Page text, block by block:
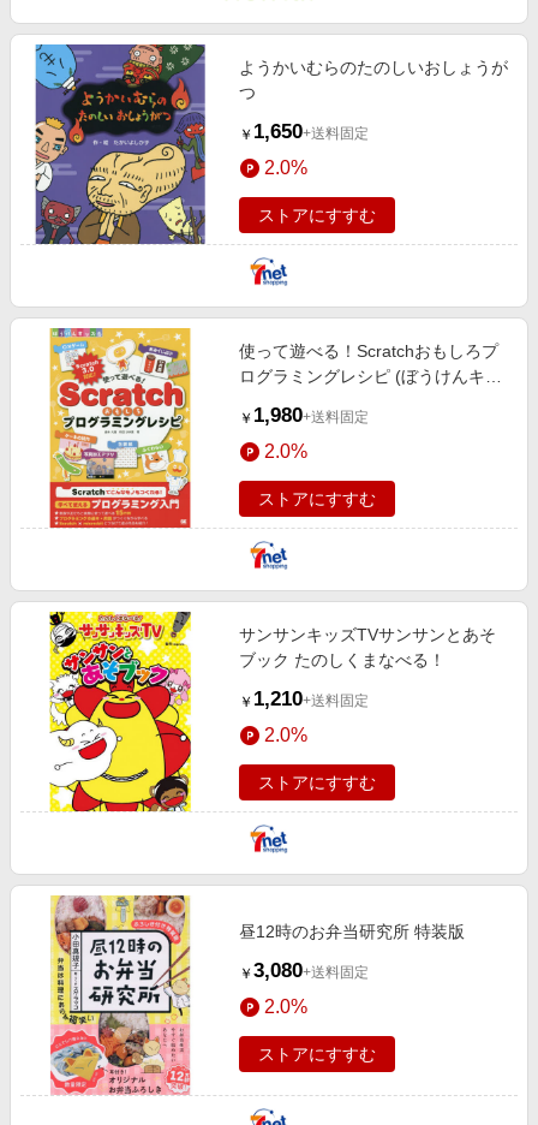
ようかいむらのたのしいおしょうが
つ
￥ 1,650+送料固定
2.0%
ストアにすすむ
使って遊べる！Scratchおもしろプ
ログラミングレシピ (ぼうけんキッ
￥ 1,980+送料固定
2.0%
ストアにすすむ
サンサンキッズTVサンサンとあそ
ブック たのしくまなべる！
￥ 1,210+送料固定
2.0%
ストアにすすむ
昼12時のお弁当研究所 特装版
￥ 3,080+送料固定
2.0%
ストアにすすむ